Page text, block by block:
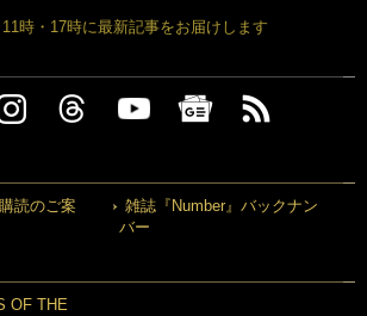
時・17時に最新記事をお届けします
読のご案
雑誌『Number』バックナン
バー
OF THE